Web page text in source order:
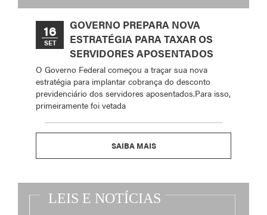
16
SET
GOVERNO PREPARA NOVA
ESTRATÉGIA PARA TAXAR OS
SERVIDORES APOSENTADOS
O Governo Federal começou a traçar sua nova
estratégia para implantar cobrança do desconto
previdenciário dos servidores aposentados.Para isso,
primeiramente foi vetada
SAIBA MAIS